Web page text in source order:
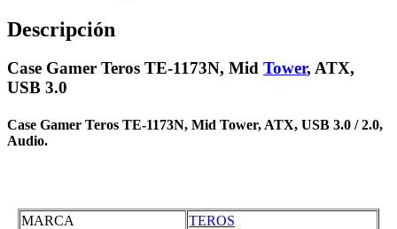
Descripción
Case Gamer Teros TE-1173N, Mid Tower, ATX,
USB 3.0
Case Gamer Teros TE-1173N, Mid Tower, ATX, USB 3.0 / 2.0,
Audio.
MARCA
TEROS